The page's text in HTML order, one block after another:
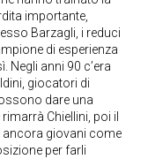
importante,
Barzagli, i reduci
di esperienza
Negli anni 90 c’era
giocatori di
dare una
Chiellini, poi il
ancora giovani come
per farli